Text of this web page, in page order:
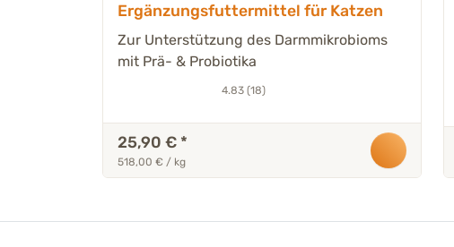
Ergänzungsfuttermittel für Katzen
Zur Unterstützung des Darmmikrobioms
mit Prä- & Probiotika
4.83 (18)
25,90 € *
518,00 € / kg